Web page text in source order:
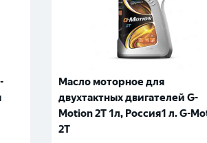
Масло моторное TAKAYAMA
Mototec 1000 2T API TC JASO FD
(Ж.Б), 1 л., Россия
Класс вязкости SAE